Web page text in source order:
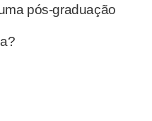
pós-graduação